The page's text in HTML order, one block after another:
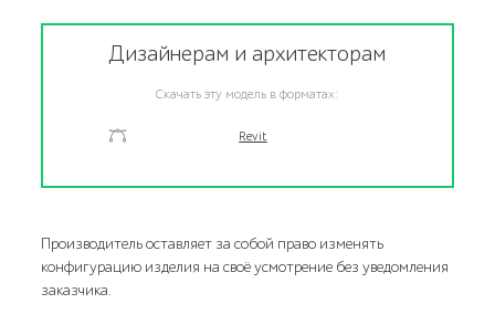
Дизайнерам и архитекторам
Скачать эту модель в форматах:
Revit
Производитель оставляет за собой право изменять
конфигурацию изделия на своё усмотрение без уведомления
заказчика.